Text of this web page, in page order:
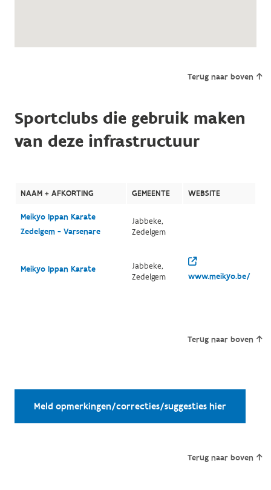
Terug naar boven
Sportclubs die gebruik maken
van deze infrastructuur
NAAM + AFKORTING GEMEENTE WEBSITE
Meikyo Ippan Karate
Zedelgem - Varsenare
Jabbeke,
Zedelgem
Meikyo Ippan Karate
Jabbeke,
Zedelgem
www.meikyo.be/
Terug naar boven
Meld opmerkingen/correcties/suggesties hier
Terug naar boven